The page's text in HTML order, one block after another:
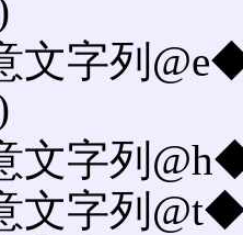
文字列
文字列
文字列